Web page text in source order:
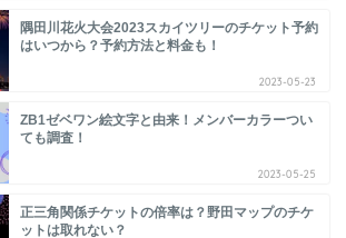
隅田川花火大会2023スカイツリーのチケット予約
はいつから？予約方法と料金も！
2023-05-23
ZB1ゼベワン絵文字と由来！メンバーカラーつい
ても調査！
2023-05-25
正三角関係チケットの倍率は？野田マップのチケ
ットは取れない？